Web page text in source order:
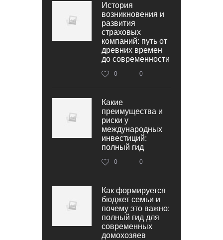
История
возникновения и
развития
страховых
компаний: путь от
древних времен
до современности
0 0
Какие
преимущества и
риски у
международных
инвестиций:
полный гид
0 0
Как формируется
бюджет семьи и
почему это важно:
полный гид для
современных
домохозяев